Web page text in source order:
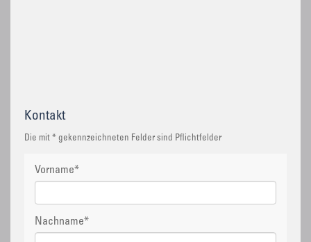
Kontakt
Die mit * gekennzeichneten Felder sind Pflichtfelder
Vorname*
Nachname*